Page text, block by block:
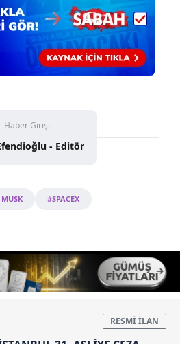
Haber Girişi
- Editör
#SPACEX